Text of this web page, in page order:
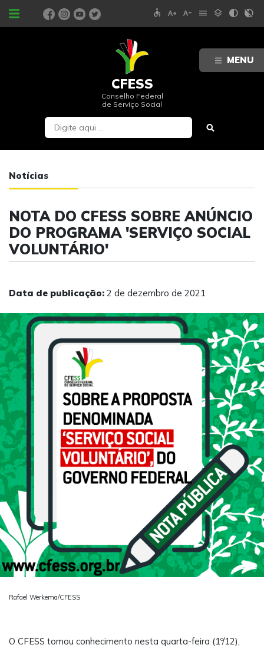
MENU
PORTAIS accessible text_increase text_decrease menu layers contrast contrast_rtl_off
CFESS
Conselho Federal
de Serviço Social
Notícias
NOTA DO CFESS SOBRE ANÚNCIO
DO PROGRAMA 'SERVIÇO SOCIAL
VOLUNTÁRIO'
Data de publicação: 2 de dezembro de 2021
Rafael Werkema/CFESS
O CFESS tomou conhecimento nesta quarta-feira (1º/12),